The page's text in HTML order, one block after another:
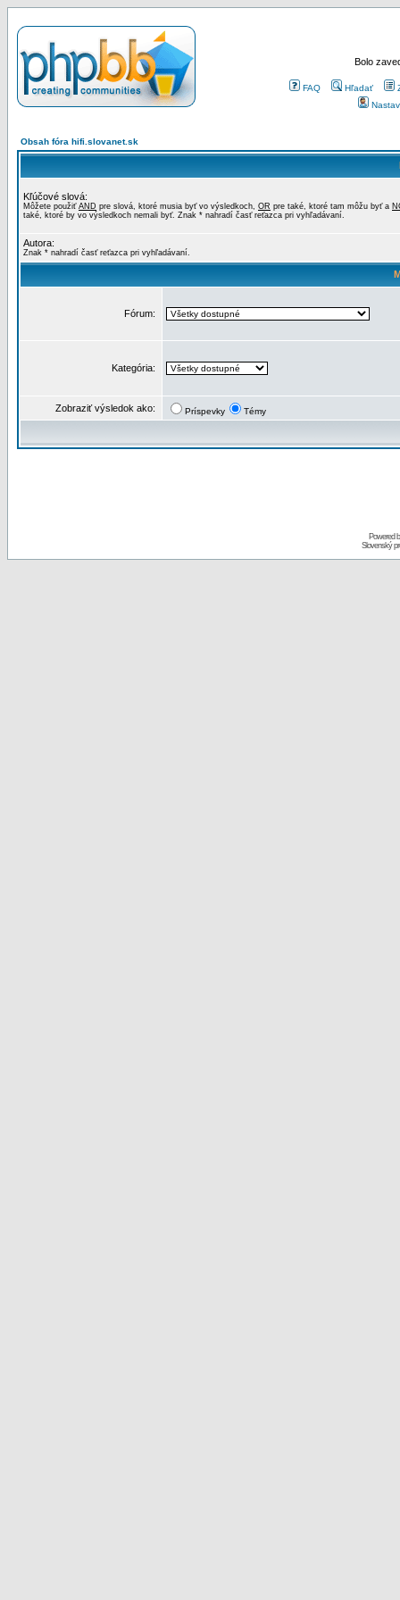
Bolo
FAQ Hľadať
Obsah fóra hifi.slovanet.sk
Kľúčové slová:
Môžete použiť AND pre slová, ktoré musia byť vo výsledkoch, OR pre také, ktoré tam môžu byť a
také, ktoré by vo výsledkoch nemali byť. Znak * nahradí časť reťazca pri vyhľadávaní.
Autora:
Znak * nahradí časť reťazca pri vyhľadávaní.
Fórum:
Kategória:
Zobraziť výsledok ako: Príspevky Témy
Powered
Slovenský